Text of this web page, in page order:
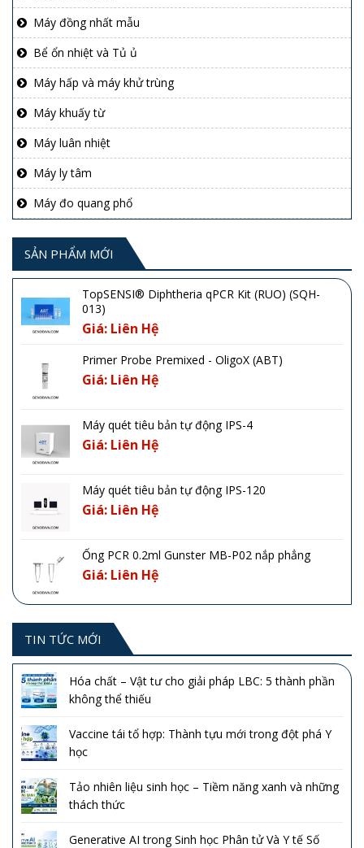
Máy đồng nhất mẫu
Bể ổn nhiệt và Tủ ủ
Máy hấp và máy khử trùng
Máy khuấy từ
Máy luân nhiệt
Máy ly tâm
Máy đo quang phổ
SẢN PHẨM MỚI
TopSENSI® Diphtheria qPCR Kit (RUO) (SQH-
013)
Giá: Liên Hệ
Primer Probe Premixed - OligoX (ABT)
Giá: Liên Hệ
Máy quét tiêu bản tự động IPS-4
Giá: Liên Hệ
Máy quét tiêu bản tự động IPS-120
Giá: Liên Hệ
Ống PCR 0.2ml Gunster MB-P02 nắp phẳng
Giá: Liên Hệ
TIN TỨC MỚI
Hóa chất – Vật tư cho giải pháp LBC: 5 thành phần
không thể thiếu
Vaccine tái tổ hợp: Thành tựu mới trong đột phá Y
học
Tảo nhiên liệu sinh học – Tiềm năng xanh và những
thách thức
Generative AI trong Sinh học Phân tử Và Y tế Số